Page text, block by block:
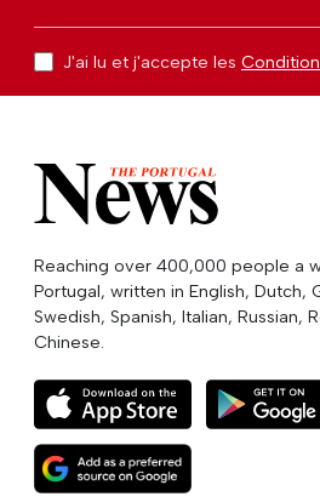
J'ai lu et j'accepte les
Reaching over 400,000 people a
Portugal, written in English, Dutch,
Swedish, Spanish, Italian, Russian,
Chinese.